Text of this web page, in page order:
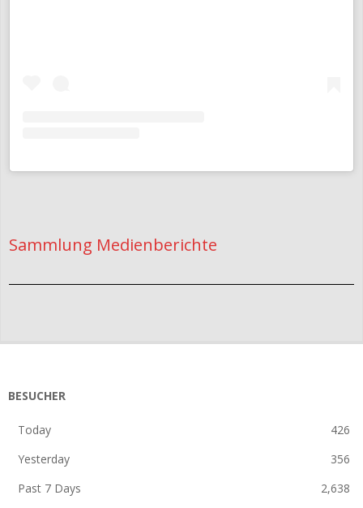
Sammlung Medienberichte
BESUCHER
Today
426
Yesterday
356
Past 7 Days
2,638